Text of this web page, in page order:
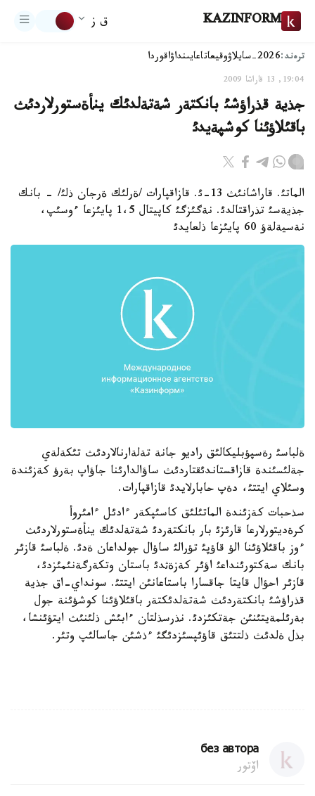
KAZINFORM ق ز
ترەند:2026-سايلاۋ وقيعاتاعايىنداۋاقوردا
19:04, 13 قاراشا 2009
جذية قذراؤشئ بانكتةر شةتةلدئك ينأةستورلاردئث
باقئلاؤئنا كوشپةيدئ
الماتئ. قاراشانئث 13-ئ. قازاقپارات /ةرلئك ةرجان ذلئ/ - بانك
جذيةسئ تذراقتالدئ. نةگئزگئ كاپيتال 1،5 پايئزعا ءوسئپ،
نةسيةلةؤ 60 پايئزعا ذلعايدئ
ةلباسئ رةسپؤبليكالئق راديو جانة تةلةارنالاردئث تئكةلةي
جةلئسئندة قازاقستاندئقتاردئث ساؤالدارئنا جاؤاپ بةرؤ كةزئندة
وسئلاي ايتتئ، دةپ حابارلايدئ قازاقپارات.
سذحبات كةزئندة الماتئلئق كاسئپكةر ءادئل ءامئروأ
كرةديتورلارعا قارئزئ بار بانكتةردئ شةتةلدئك ينأةستورلاردئث
ءوز باقئلاؤئنا الؤ قاؤپئ تؤرالئ ساؤال جولداعان ةدئ. ةلباسئ قازئر
بانك سةكتورئنداعئ اؤئر كةزةثدئ باستان وتكةرگةنئمئزدئ،
قازئر احؤال قايتا جاقسارا باستاعانئن ايتتئ. سونداي-اق جذية
قذراؤشئ بانكتةردئث شةتةلدئكتةر باقئلاؤئنا كوشؤئنة جول
بةرئلمةيتئنئن جةتكئزدئ. نذرسذلتان ءابئش ذلئنئث ايتؤئنشا،
بذل ةلدئث ذلتتئق قاؤئپسئزدئگئ ءذشئن جاسالئپ وتئر.
без автора
اۆتور